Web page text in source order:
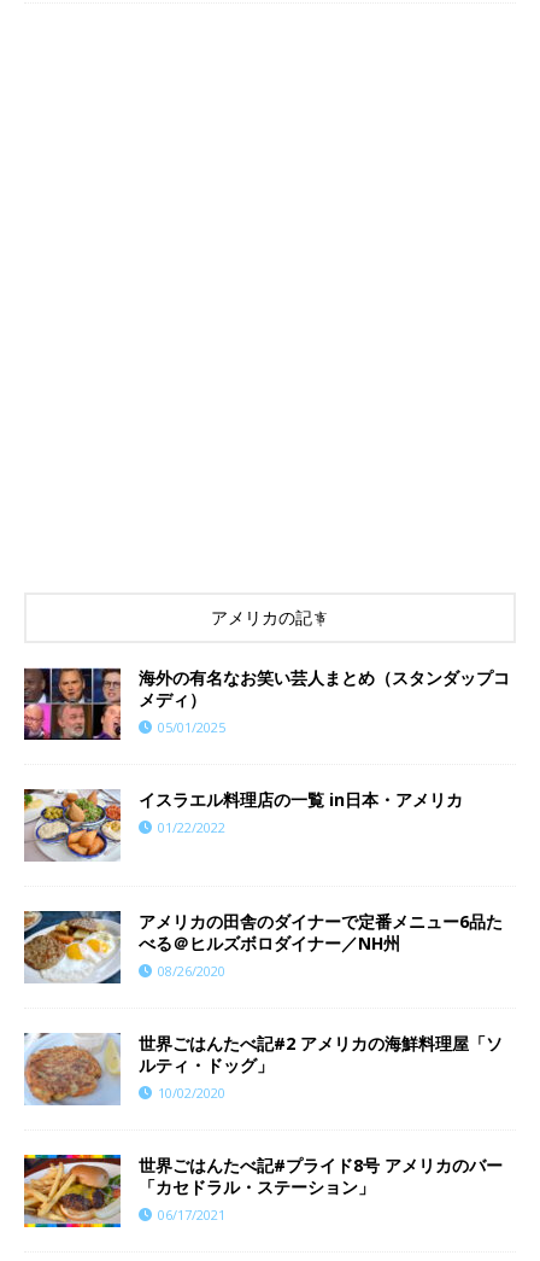
アメリカの記事
海外の有名なお笑い芸人まとめ（スタンダップコ
メディ）
05/01/2025
イスラエル料理店の一覧 in日本・アメリカ
01/22/2022
アメリカの田舎のダイナーで定番メニュー6品た
べる＠ヒルズボロダイナー／NH州
08/26/2020
世界ごはんたべ記#2 アメリカの海鮮料理屋「ソ
ルティ・ドッグ」
10/02/2020
世界ごはんたべ記#プライド8号 アメリカのバー
「カセドラル・ステーション」
06/17/2021